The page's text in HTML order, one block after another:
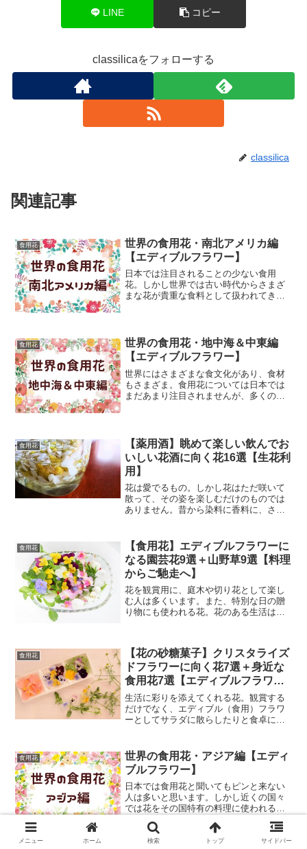
LINE コピー
classilicaをフォローする
classilica
関連記事
食用花
世界の食用花・南北アメリカ編
【エディブルフラワー】
日本では注目されることの少ない食用
花。しかし世界では古い時代からさまざ
まな花が貴重な食料として扱われてきま
調理法：生食、酢漬けな...
食用花
世界の食用花・地中海＆中東編
【エディブルフラワー】
世界にはさまざまな食文化があり、食材
もさまざま。食用花については日本では
まだあまり注目されませんが、多くの
てみました。アーティチョー...
食用花
【薬用酒】眺めて楽しい飲んでお
いしい花酒に向く花16選【生花利
用】
花は愛でるもの。しかし花はただ咲いて
散って、その姿を楽しむだけのものでは
ありません。昔から染料に香料に、さま
は昔からエディブルフラワー（食用花）
も親しまれています。この...
食用花
【食用花】エディブルフラワーに
なる園芸花9選＋山野草9選【料理
からご馳走へ】
花を観賞用に、庭木や切り花として楽し
む人は多くいます。また、特別な日の贈
り物にも使われる花。花のある生活は心
私たちはきっと日常をより彩りのある生
活に変えられるのではない...
食用花
【花の砂糖菓子】クリスタライズ
ドフラワーに向く花7選＋身近な
食用花7選【エディブルフラワ
ー】
生活に彩りを添えてくれる花。観賞する
だけでなく、エディブル（食用）フラワ
ーとしてサラダに散らしたりと食卓にも
リスタライズドフラワーについて紹介し
ます。また数ある植物の中...
食用花
世界の食用花・アジア編【エディ
ブルフラワー】
日本では食用花と聞いてもピンと来ない
人は多いと思います。しかし近くの国々
では花をその国特有の料理に使われるこ
とがあります。食用花は食卓に彩りを添
えるだけでなく、栄養価も高い食材。今
回はアジアの国々で食べられている花を
メニュー ホーム 検索 トップ サイドバー